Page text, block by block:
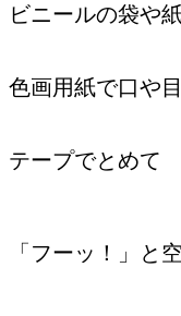
ビニールの袋や
色画用紙で口や
テープでとめて
「フーッ！」と